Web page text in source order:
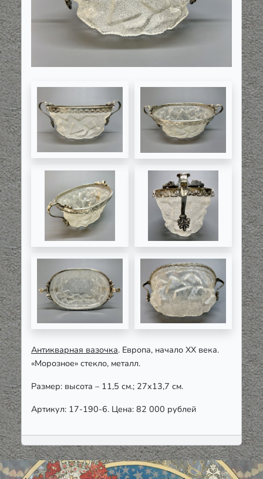
Антикварная вазочка. Европа, начало ХХ века.
«Морозное» стекло, металл.
Размер: высота – 11,5 см.; 27х13,7 см.
Артикул: 17-190-6. Цена: 82 000 рублей